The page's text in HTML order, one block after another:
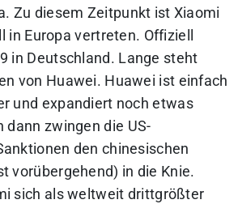
Zu diesem Zeitpunkt ist Xiaomi
Europa vertreten. Offiziell
in Deutschland. Lange steht
von Huawei. Huawei ist einfach
und expandiert noch etwas
dann zwingen die US-
den chinesischen
vorübergehend) in die Knie.
sich als weltweit drittgrößter